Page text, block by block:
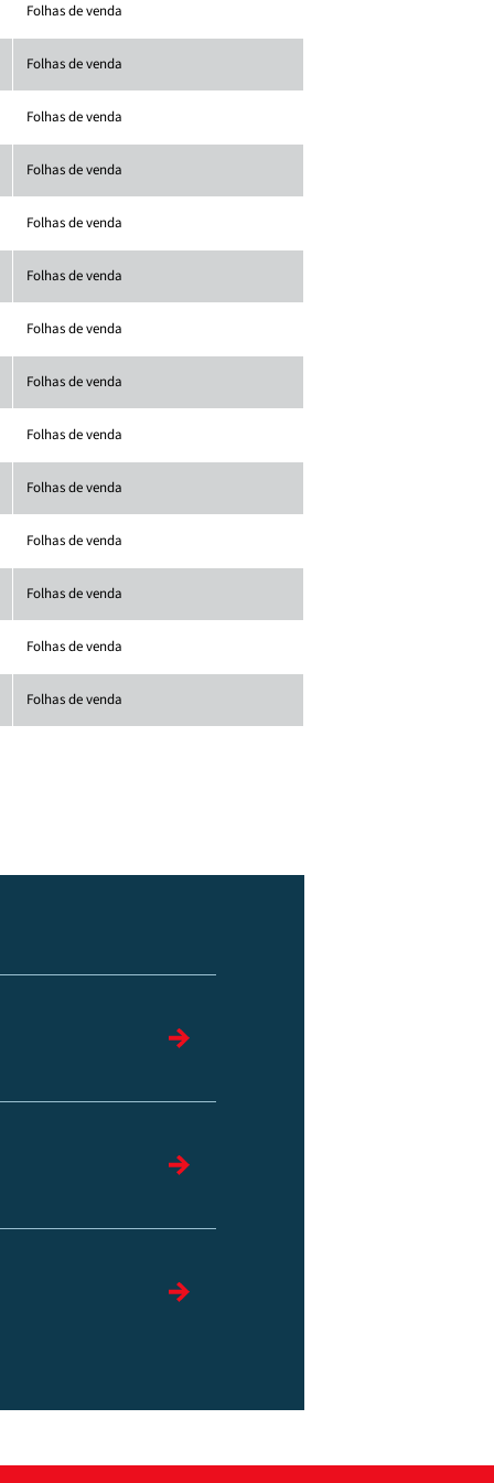
Folhas de venda
Folhas de venda
Folhas de venda
Folhas de venda
Folhas de venda
Folhas de venda
Folhas de venda
Folhas de venda
Folhas de venda
Folhas de venda
Folhas de venda
Folhas de venda
Folhas de venda
Folhas de venda